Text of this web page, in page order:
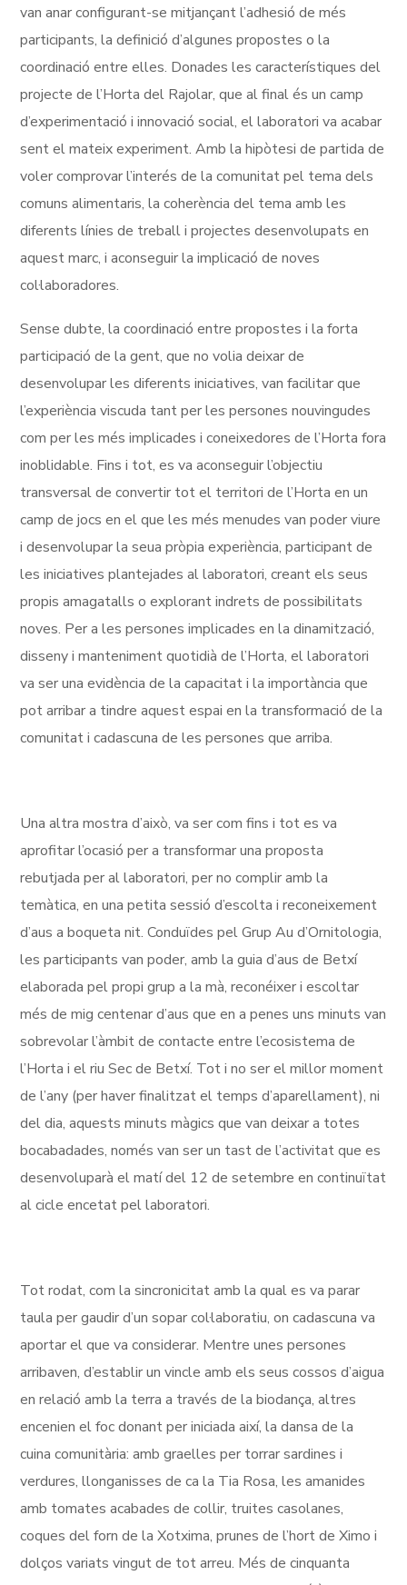
van anar configurant-se mitjançant l’adhesió de més
participants, la definició d’algunes propostes o la
coordinació entre elles. Donades les característiques del
projecte de l’Horta del Rajolar, que al final és un camp
d’experimentació i innovació social, el laboratori va acabar
sent el mateix experiment. Amb la hipòtesi de partida de
voler comprovar l’interés de la comunitat pel tema dels
comuns alimentaris, la coherència del tema amb les
diferents línies de treball i projectes desenvolupats en
aquest marc, i aconseguir la implicació de noves
col·laboradores.
Sense dubte, la coordinació entre propostes i la forta
participació de la gent, que no volia deixar de
desenvolupar les diferents iniciatives, van facilitar que
l’experiència viscuda tant per les persones nouvingudes
com per les més implicades i coneixedores de l’Horta fora
inoblidable. Fins i tot, es va aconseguir l’objectiu
transversal de convertir tot el territori de l’Horta en un
camp de jocs en el que les més menudes van poder viure
i desenvolupar la seua pròpia experiència, participant de
les iniciatives plantejades al laboratori, creant els seus
propis amagatalls o explorant indrets de possibilitats
noves. Per a les persones implicades en la dinamització,
disseny i manteniment quotidià de l’Horta, el laboratori
va ser una evidència de la capacitat i la importància que
pot arribar a tindre aquest espai en la transformació de la
comunitat i cadascuna de les persones que arriba.
Una altra mostra d’això, va ser com fins i tot es va
aprofitar l’ocasió per a transformar una proposta
rebutjada per al laboratori, per no complir amb la
temàtica, en una petita sessió d’escolta i reconeixement
d’aus a boqueta nit. Conduïdes pel Grup Au d’Ornitologia,
les participants van poder, amb la guia d’aus de Betxí
elaborada pel propi grup a la mà, reconéixer i escoltar
més de mig centenar d’aus que en a penes uns minuts van
sobrevolar l’àmbit de contacte entre l’ecosistema de
l’Horta i el riu Sec de Betxí. Tot i no ser el millor moment
de l’any (per haver finalitzat el temps d’aparellament), ni
del dia, aquests minuts màgics que van deixar a totes
bocabadades, només van ser un tast de l’activitat que es
desenvoluparà el matí del 12 de setembre en continuïtat
al cicle encetat pel laboratori.
Tot rodat, com la sincronicitat amb la qual es va parar
taula per gaudir d’un sopar col·laboratiu, on cadascuna va
aportar el que va considerar. Mentre unes persones
arribaven, d’establir un vincle amb els seus cossos d’aigua
en relació amb la terra a través de la biodança, altres
encenien el foc donant per iniciada així, la dansa de la
cuina comunitària: amb graelles per torrar sardines i
verdures, llonganisses de ca la Tia Rosa, les amanides
amb tomates acabades de collir, truites casolanes,
coques del forn de la Xotxima, prunes de l’hort de Ximo i
dolços variats vingut de tot arreu. Més de cinquanta